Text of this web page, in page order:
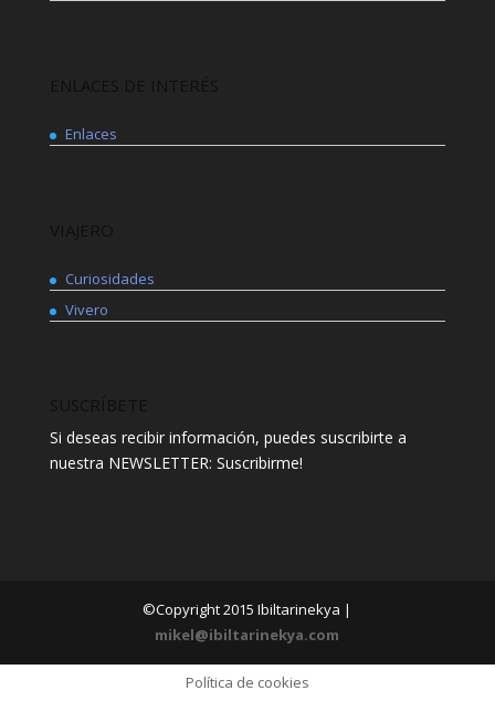
Enlaces
Curiosidades
Vivero
Si deseas recibir información, puedes suscribirte a
nuestra NEWSLETTER: Suscribirme!
©Copyright 2015 Ibiltarinekya |
mikel@ibiltarinekya.com
Política de cookies